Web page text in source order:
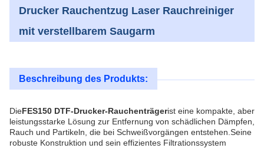
Drucker Rauchentzug Laser Rauchreiniger
mit verstellbarem Saugarm
Beschreibung des Produkts:
DieFES150 DTF-Drucker-Rauchenträgerist eine kompakte, aber
leistungsstarke Lösung zur Entfernung von schädlichen Dämpfen,
Rauch und Partikeln, die bei Schweißvorgängen entstehen.Seine
robuste Konstruktion und sein effizientes Filtrationssystem